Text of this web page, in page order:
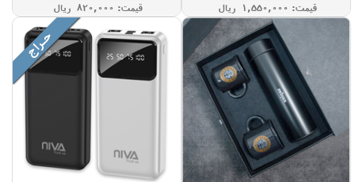
قيمت: 1,550,000 ريال
قيمت: 820,000 ريال